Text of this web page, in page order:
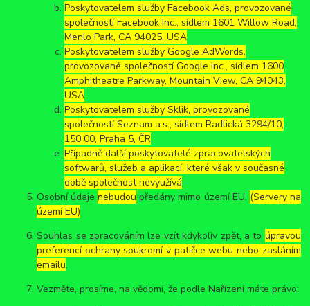
Poskytovatelem služby Facebook Ads, provozované
společností Facebook Inc., sídlem 1601 Willow Road,
Menlo Park, CA 94025, USA
Poskytovatelem služby Google AdWords,
provozované společností Google Inc., sídlem 1600
Amphitheatre Parkway, Mountain View, CA 94043,
USA
Poskytovatelem služby Sklik, provozované
společností Seznam a.s., sídlem Radlická 3294/10,
150 00, Praha 5, ČR
Případně další poskytovatelé zpracovatelských
softwarů, služeb a aplikací, které však v současné
době společnost nevyužívá
Osobní údajenebudou předány mimo území EU. (Servery na
území EU)
Souhlas se zpracováním lze vzít kdykoliv zpět, a to úpravou
preferencí ochrany soukromí v patičce webu nebo zasláním
emailu.
Vezměte, prosíme, na vědomí, že podle Nařízení máte právo: